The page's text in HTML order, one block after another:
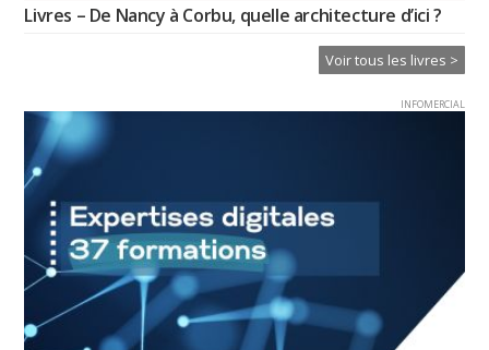
Livres – De Nancy à Corbu, quelle architecture d’ici ?
Voir tous les livres >
INFOMERCIAL